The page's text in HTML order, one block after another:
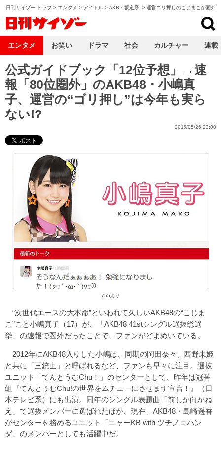
日刊サイゾー トップ> エンタメ > アイドル > AKB・坂道系 > 運営ゴリ押しのこじまこが圏外
公式ガイドブック「12位予想」→速
報「80位圏外」のAKB48・小嶋真
子、運営の“ゴリ押し”は今年も実ら
ない!?
2015/05/26 23:00
755より
“次世代エースの大本命”といわれて久しいAKB48の“こじま
こ”こと小嶋真子（17）が、「AKB48 41stシングル選抜総選
挙」の速報で圏外だったことで、ファンがどよめいている。
2012年にAKB48入りした小嶋は、同期の岡田奈々、西野未姫
と共に「三銃士」と呼ばれるなど、ファンも早々に注目。選抜
ユニット「てんとうむChu！」のセンターとして、昨年は冠番
組『てんとうむChu!の世界をムチューにさせます宣言！』（日
本テレビ系）にも出演。同年のシングル表題曲「前しか向かね
え」で選抜メンバーに選ばれたほか、現在、AKB48・島崎遥香
がセンターを務めるユニット「ニャーKB with ツチノコパン
ダ」のメンバーとしても活躍中だ。
エンタメ お笑い ドラマ 社会 カルチャー 連載